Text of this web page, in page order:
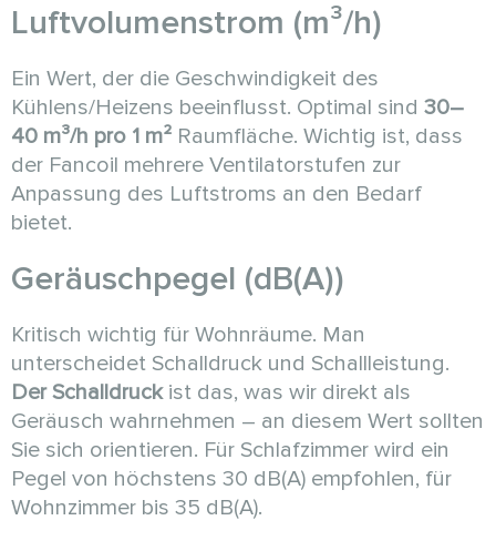
Luftvolumenstrom (m³/h)
Ein Wert, der die Geschwindigkeit des
Kühlens/Heizens beeinflusst. Optimal sind 30–
40 m³/h pro 1 m² Raumfläche. Wichtig ist, dass
der Fancoil mehrere Ventilatorstufen zur
Anpassung des Luftstroms an den Bedarf
bietet.
Geräuschpegel (dB(A))
Kritisch wichtig für Wohnräume. Man
unterscheidet Schalldruck und Schallleistung.
Der Schalldruckist das, was wir direkt als
Geräusch wahrnehmen – an diesem Wert sollten
Sie sich orientieren. Für Schlafzimmer wird ein
Pegel von höchstens 30 dB(A) empfohlen, für
Wohnzimmer bis 35 dB(A).